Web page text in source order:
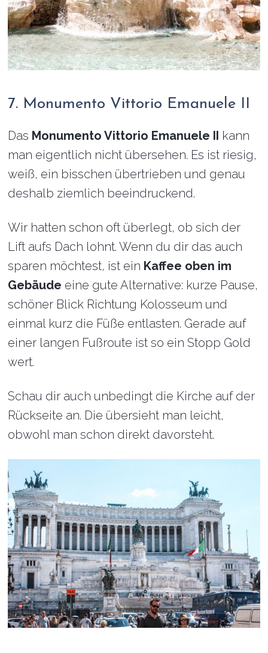
7. Monumento Vittorio Emanuele II
Das Monumento Vittorio Emanuele II kann
man eigentlich nicht übersehen. Es ist riesig,
weiß, ein bisschen übertrieben und genau
deshalb ziemlich beeindruckend.
Wir hatten schon oft überlegt, ob sich der
Lift aufs Dach lohnt. Wenn du dir das auch
sparen möchtest, ist ein Kaffee oben im
Gebäude eine gute Alternative: kurze Pause,
schöner Blick Richtung Kolosseum und
einmal kurz die Füße entlasten. Gerade auf
einer langen Fußroute ist so ein Stopp Gold
wert.
Schau dir auch unbedingt die Kirche auf der
Rückseite an. Die übersieht man leicht,
obwohl man schon direkt davorsteht.